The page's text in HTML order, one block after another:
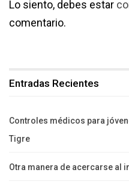
Lo siento, debes estar
comentario.
Entradas Recientes
Controles médicos para
Tigre
Otra manera de acercarse al